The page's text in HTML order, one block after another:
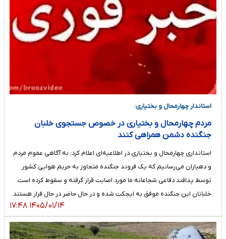
استاندار چهارمحال و بختیاری:
مردم چهارمحال و بختیاری در خصوص جستجوی خلبان
جنگنده دشمن همراهی کنند
استانداری چهارمحال و بختیاری در اطلاعیه‌ای اعلام کرد: به آگاهی عموم مردم
و دهیاران می‌رسانیم که یک فروند جنگنده متجاوز به حریم هوایی کشور
توسط پدافند دفاعی شجاعانه ما مورد اصابت قرار گرفته و سقوط کرده است.
خلبانان این جنگنده موفق به ایجکت شده و در حال حاضر در حال فرار هستند.
۱۴۰۵/۰۱/۱۴ ۱۷:۴۸